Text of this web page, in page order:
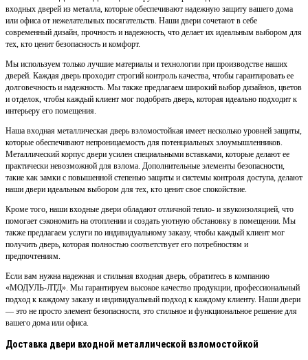
входных дверей из металла, которые обеспечивают надежную защиту вашего дома
или офиса от нежелательных посягательств. Наши двери сочетают в себе
современный дизайн, прочность и надежность, что делает их идеальным выбором для
тех, кто ценит безопасность и комфорт.
Мы используем только лучшие материалы и технологии при производстве наших
дверей. Каждая дверь проходит строгий контроль качества, чтобы гарантировать ее
долговечность и надежность. Мы также предлагаем широкий выбор дизайнов, цветов
и отделок, чтобы каждый клиент мог подобрать дверь, которая идеально подходит к
интерьеру его помещения.
Наша входная металлическая дверь взломостойкая имеет несколько уровней защиты,
которые обеспечивают непроницаемость для потенциальных злоумышленников.
Металлический корпус двери усилен специальными вставками, которые делают ее
практически невозможной для взлома. Дополнительные элементы безопасности,
такие как замки с повышенной степенью защиты и системы контроля доступа, делают
наши двери идеальным выбором для тех, кто ценит свое спокойствие.
Кроме того, наши входные двери обладают отличной тепло- и звукоизоляцией, что
помогает сэкономить на отоплении и создать уютную обстановку в помещении. Мы
также предлагаем услуги по индивидуальному заказу, чтобы каждый клиент мог
получить дверь, которая полностью соответствует его потребностям и
предпочтениям.
Если вам нужна надежная и стильная входная дверь, обратитесь в компанию
«МОДУЛЬ-ЛТД». Мы гарантируем высокое качество продукции, профессиональный
подход к каждому заказу и индивидуальный подход к каждому клиенту. Наши двери
— это не просто элемент безопасности, это стильное и функциональное решение для
вашего дома или офиса.
Доставка двери входной металлической взломостойкой